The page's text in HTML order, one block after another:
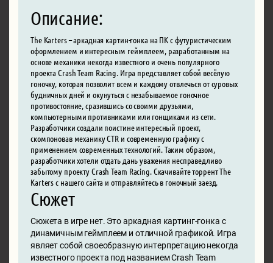
Описание:
The Karters – аркадная картин-гонка на ПК с футуристическим
оформлением и интересным геймплеем, разработанным на
основе механики некогда известного и очень популярного
проекта Crash Team Racing. Игра представляет собой весёлую
гоночку, которая позволит всем и каждому отвлечься от суровых
будничных дней и окунуться с незабываемое гоночное
противостояние, сразившись со своими друзьями,
компьютерными противниками или гонщиками из сети.
Разработчики создали поистине интересный проект,
скомпоновав механику CTR и современную графику с
применением современных технологий. Таким образом,
разработчики хотели отдать дань уважения несправедливо
забытому проекту Crash Team Racing. Скачивайте торрент The
Karters с нашего сайта и отправляйтесь в гоночный заезд.
Сюжет
Сюжета в игре нет. Это аркадная картинг-гонка с
динамичным геймплеем и отличной графикой. Игра
являет собой своеобразную интерпретацию некогда
известного проекта под названием Crash Team